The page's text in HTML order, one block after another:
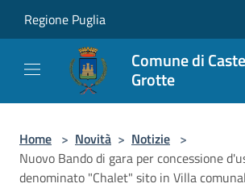
Regione Puglia
Comune di
Grotte
Home > Novità > Notizie >
Nuovo Bando di gara per concessione
denominato "Chalet" sito in Villa